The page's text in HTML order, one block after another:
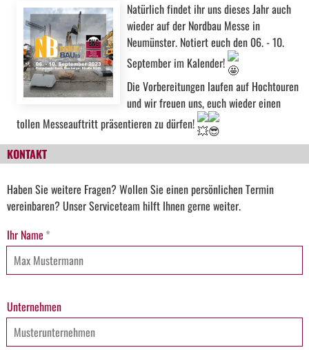
Natürlich findet ihr uns dieses Jahr auch
wieder auf der Nordbau Messe in
Neumünster. Notiert euch den 06. - 10.
September im Kalender!
Die Vorbereitungen laufen auf Hochtouren
und wir freuen uns, euch wieder einen
tollen Messeauftritt präsentieren zu dürfen!
KONTAKT
Haben Sie weitere Fragen? Wollen Sie einen persönlichen Termin
vereinbaren? Unser Serviceteam hilft Ihnen gerne weiter.
Ihr Name *
Unternehmen